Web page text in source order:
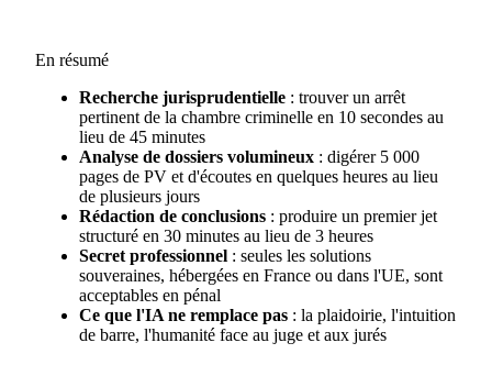
En résumé
Recherche jurisprudentielle : trouver un arrêt
pertinent de la chambre criminelle en 10 secondes au
lieu de 45 minutes
Analyse de dossiers volumineux : digérer 5 000
pages de PV et d'écoutes en quelques heures au lieu
de plusieurs jours
Rédaction de conclusions : produire un premier jet
structuré en 30 minutes au lieu de 3 heures
Secret professionnel : seules les solutions
souveraines, hébergées en France ou dans l'UE, sont
acceptables en pénal
Ce que l'IA ne remplace pas : la plaidoirie, l'intuition
de barre, l'humanité face au juge et aux jurés